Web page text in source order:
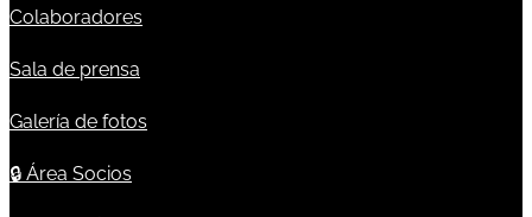
Colaboradores
Sala de prensa
Galería de fotos
🔒 Área Socios